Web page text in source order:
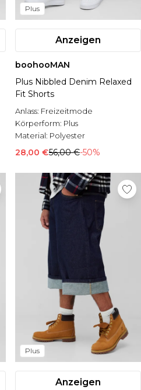
Plus
Anzeigen
boohooMAN
Plus Nibbled Denim Relaxed
Fit Shorts
Anlass: Freizeitmode
Körperform: Plus
Material: Polyester
28,00 €56,00 €-50%
Plus
Anzeigen